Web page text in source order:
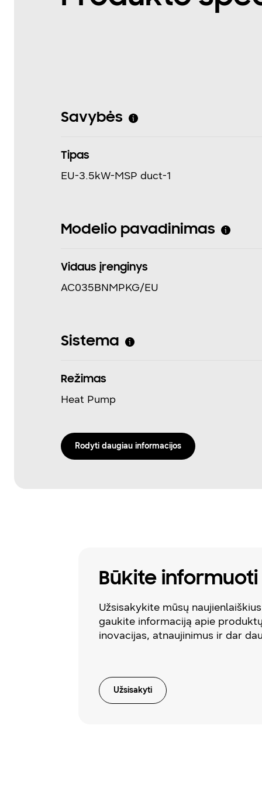
Savybės
Tipas
EU-3.5kW-MSP duct-1
Modelio pavadinimas
Vidaus įrenginys
AC035BNMPKG/EU
Sistema
Režimas
Heat Pump
Rodyti daugiau informacijos
Būkite informuoti
Užsisakykite mūsų
gaukite informaciją apie produktų
inovacijas, atnaujinimus ir dar
Užsisakyti